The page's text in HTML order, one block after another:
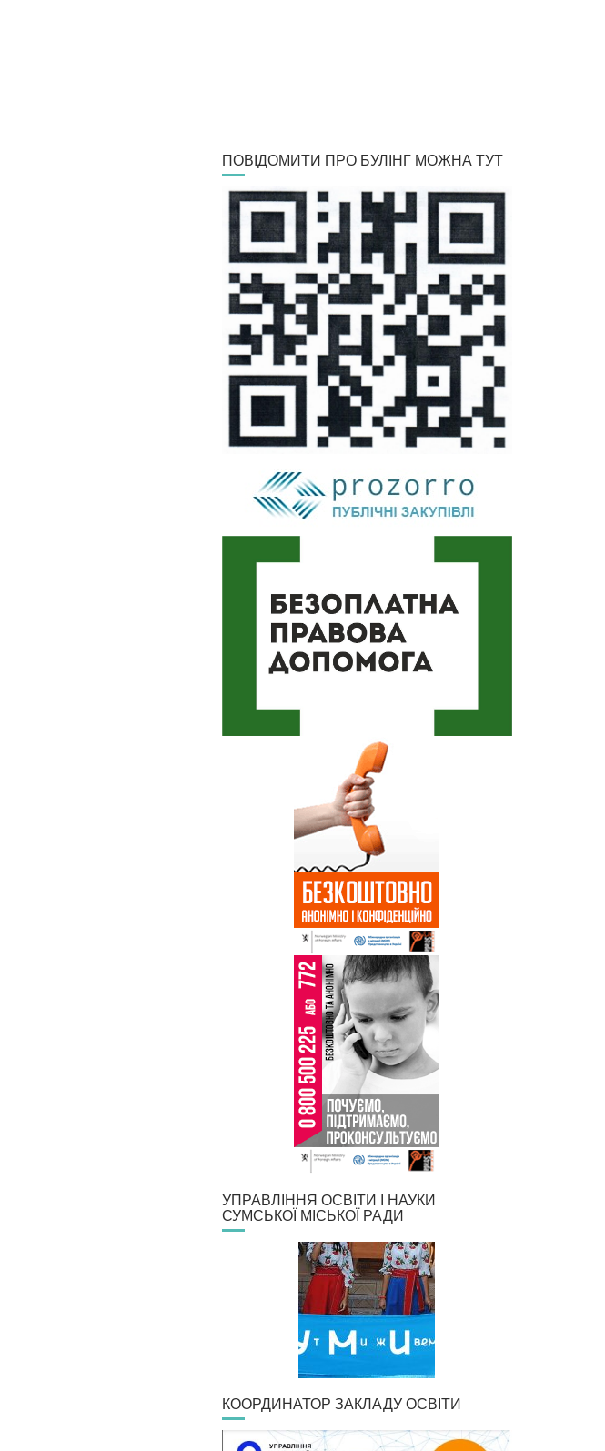
ПОВІДОМИТИ ПРО БУЛІНГ МОЖНА ТУТ
УПРАВЛІННЯ ОСВІТИ І НАУКИ
СУМСЬКОЇ МІСЬКОЇ РАДИ
КООРДИНАТОР ЗАКЛАДУ ОСВІТИ